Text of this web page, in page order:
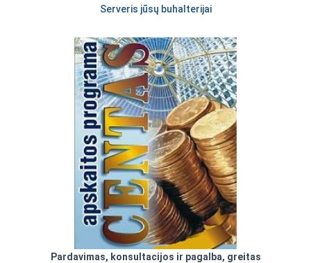
Serveris jūsų buhalterijai
Pardavimas, konsultacijos ir pagalba, greitas